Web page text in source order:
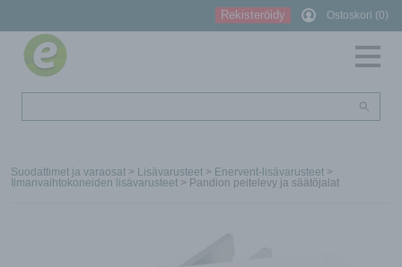
Rekisteröidy Ostoskori (0)
Suodattimet ja varaosat > Lisävarusteet > Enervent-lisävarusteet >
Ilmanvaihtokoneiden lisävarusteet > Pandion peitelevy ja säätöjalat